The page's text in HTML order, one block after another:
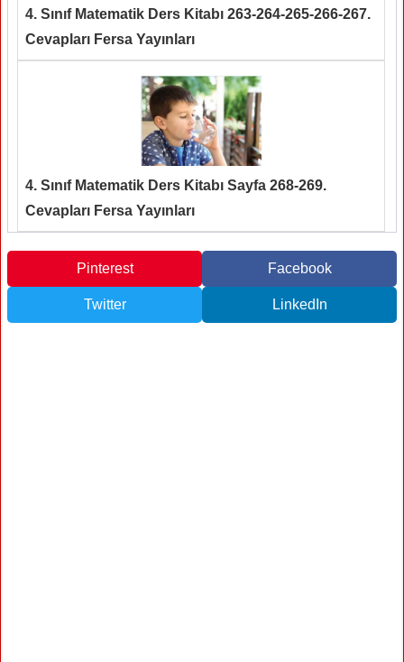
4. Sınıf Matematik Ders Kitabı 263-264-265-266-267.
Cevapları Fersa Yayınları
4. Sınıf Matematik Ders Kitabı Sayfa 268-269.
Cevapları Fersa Yayınları
Pinterest Facebook
Twitter LinkedIn